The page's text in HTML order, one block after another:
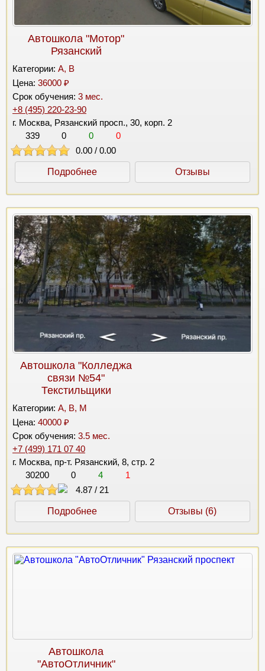
Автошкола "Мотор"
Рязанский
Категории: A, B
Цена: 36000 ₽
Срок обучения: 3 мес.
+8 (495) 220-23-90
г. Москва, Рязанский просп., 30, корп. 2
339
0 0
0
0.00 / 0.00
Подробнее Отзывы
Автошкола "Колледжа
связи №54"
Текстильщики
Категории: A, B, M
Цена: 40000 ₽
Срок обучения: 3.5 мес.
+7 (499) 171 07 40
г. Москва, пр-т. Рязанский, 8, стр. 2
30200
0 4
1
4.87 / 21
Подробнее Отзывы (6)
Автошкола
"АвтоОтличник"